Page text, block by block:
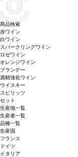
商品検索
赤ワイン
白ワイン
スパークリングワイン
ロゼワイン
オレンジワイン
ブランデー
酒精強化ワイン
ウイスキー
スピリッツ
セット
生産地一覧
生産者一覧
品種一覧
生産国
フランス
ドイツ
イタリア